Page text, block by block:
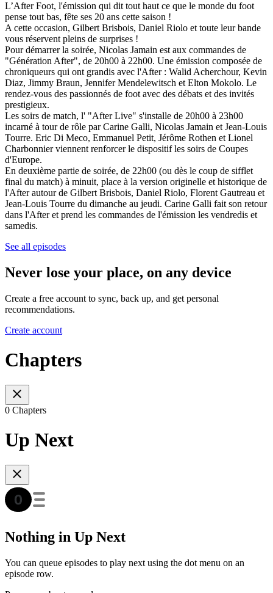
L’After Foot, l'émission qui dit tout haut ce que le monde du foot
pense tout bas, fête ses 20 ans cette saison !
A cette occasion, Gilbert Brisbois, Daniel Riolo et toute leur bande
vous réservent pleins de surprises !
Pour démarrer la soirée, Nicolas Jamain est aux commandes de
"Génération After", de 20h00 à 22h00. Une émission composée de
chroniqueurs qui ont grandis avec l'After : Walid Acherchour, Kevin
Diaz, Jimmy Braun, Jennifer Mendelewitsch et Elton Mokolo. Le
rendez-vous des passionnés de foot avec des débats et des invités
prestigieux.
Les soirs de match, l' "After Live" s'installe de 20h00 à 23h00
incarné à tour de rôle par Carine Galli, Nicolas Jamain et Jean-Louis
Tourre. Eric Di Meco, Emmanuel Petit, Jérôme Rothen et Lionel
Charbonnier viennent renforcer le dispositif les soirs de Coupes
d'Europe.
En deuxième partie de soirée, de 22h00 (ou dès le coup de sifflet
final du match) à minuit, place à la version originelle et historique de
l'After autour de Gilbert Brisbois, Daniel Riolo, Florent Gautreau et
Jean-Louis Tourre du dimanche au jeudi. Carine Galli fait son retour
dans l'After et prend les commandes de l'émission les vendredis et
samedis.
See all episodes
Never lose your place, on any device
Create a free account to sync, back up, and get personal
recommendations.
Create account
Chapters
0 Chapters
Up Next
Nothing in Up Next
You can queue episodes to play next using the dot menu on an
episode row.